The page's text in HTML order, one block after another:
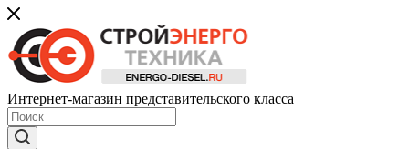
Интернет-магазин представительского класса